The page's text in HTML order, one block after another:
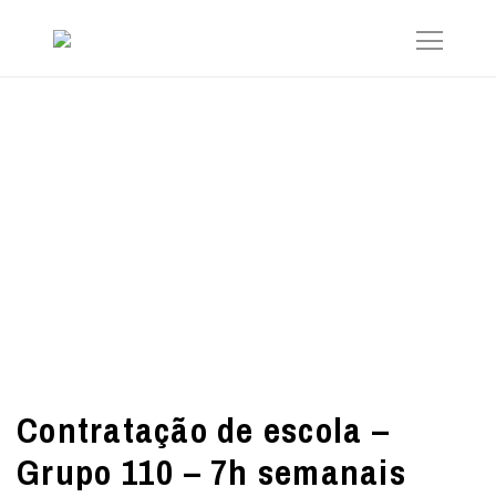
Contratação de escola –
Grupo 110 – 7h semanais